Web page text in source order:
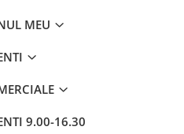
MEU
9.00-16.30